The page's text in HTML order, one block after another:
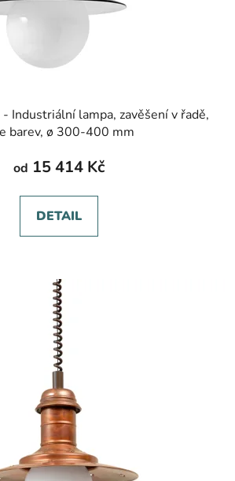
Industriální lampa, zavěšení v řadě,
barev, ø 300-400 mm
od 15 414 Kč
DETAIL